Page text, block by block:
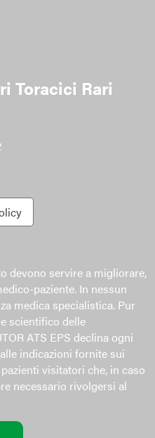
Toracici Rari
devono servire a migliorare,
paziente. In nessun
medica specialistica. Pur
scientifico delle
ATS EPS declina ogni
indicazioni fornite sui
visitatori che, in caso
necessario rivolgersi al